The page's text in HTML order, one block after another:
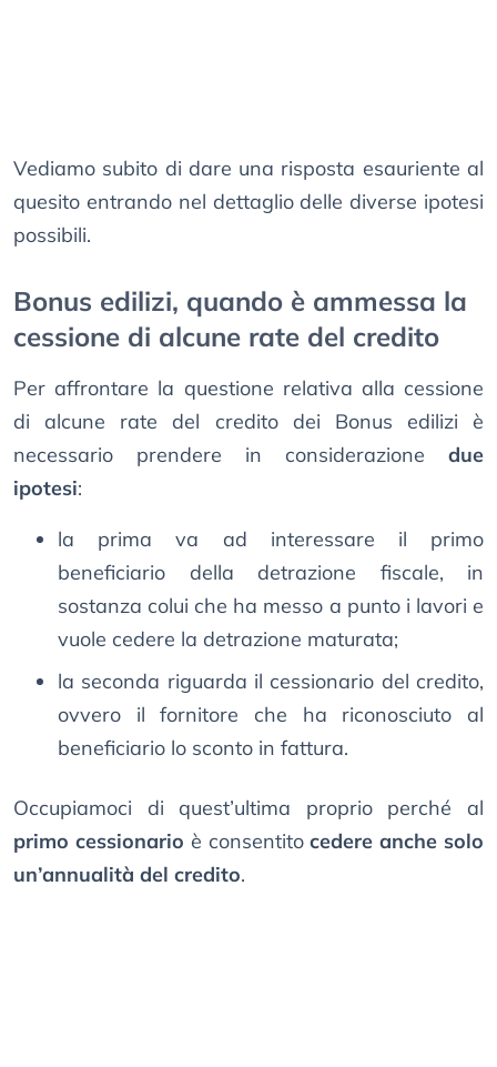
Vediamo subito di dare una risposta esauriente al
quesito entrando nel dettaglio delle diverse ipotesi
possibili.
Bonus edilizi, quando è ammessa la
cessione di alcune rate del credito
Per affrontare la questione relativa alla cessione
di alcune rate del credito dei Bonus edilizi è
necessario prendere in considerazione due
ipotesi:
la prima va ad interessare il primo
beneficiario della detrazione fiscale, in
sostanza colui che ha messo a punto i lavori e
vuole cedere la detrazione maturata;
la seconda riguarda il cessionario del credito,
ovvero il fornitore che ha riconosciuto al
beneficiario lo sconto in fattura.
Occupiamoci di quest’ultima proprio perché al
primo cessionario è consentitocedere anche solo
un’annualità del credito.